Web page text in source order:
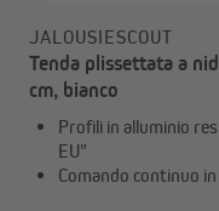
JALOUSIESCOUT
Tenda plissettata a
cm, bianco
Profili in alluminio
EU"
Comando continuo